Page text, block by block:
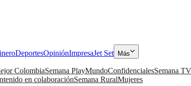
DeportesOpiniónImpresaJet Set Más
ColombiaSemana PlayMundoConfidencialesSemana TV
en colaboraciónSemana RuralMujeres